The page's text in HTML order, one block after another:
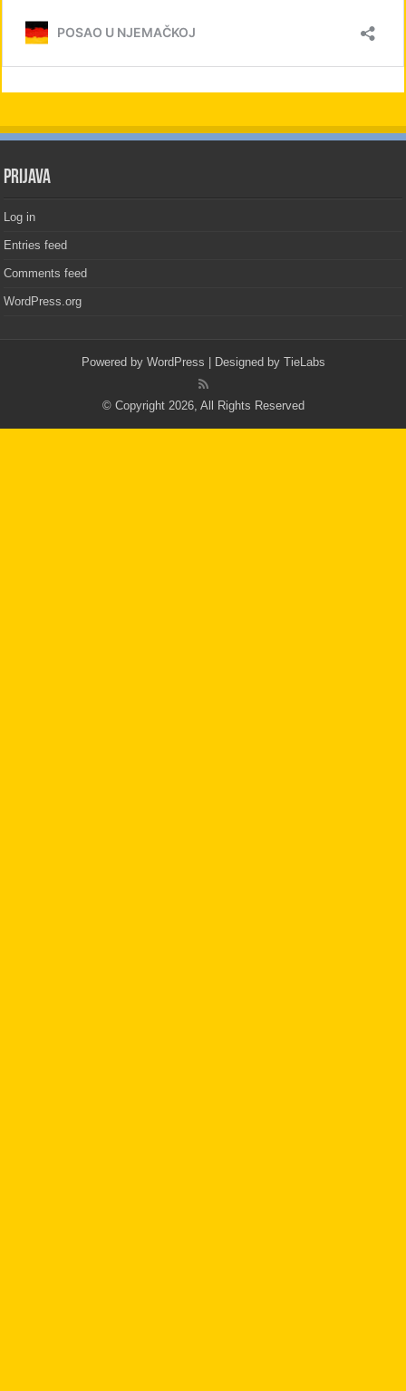
PRIJAVA
Log in
Entries feed
Comments feed
WordPress.org
Powered by WordPress | Designed by TieLabs
© Copyright 2026, All Rights Reserved